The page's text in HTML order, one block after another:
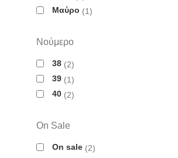
Μαύρο
1
Νούμερο
38
2
39
1
40
2
On Sale
On sale 2